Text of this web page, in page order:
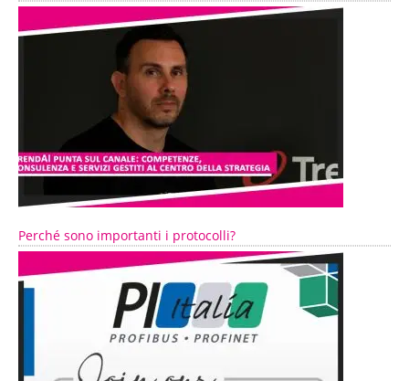
Perché sono importanti i protocolli?